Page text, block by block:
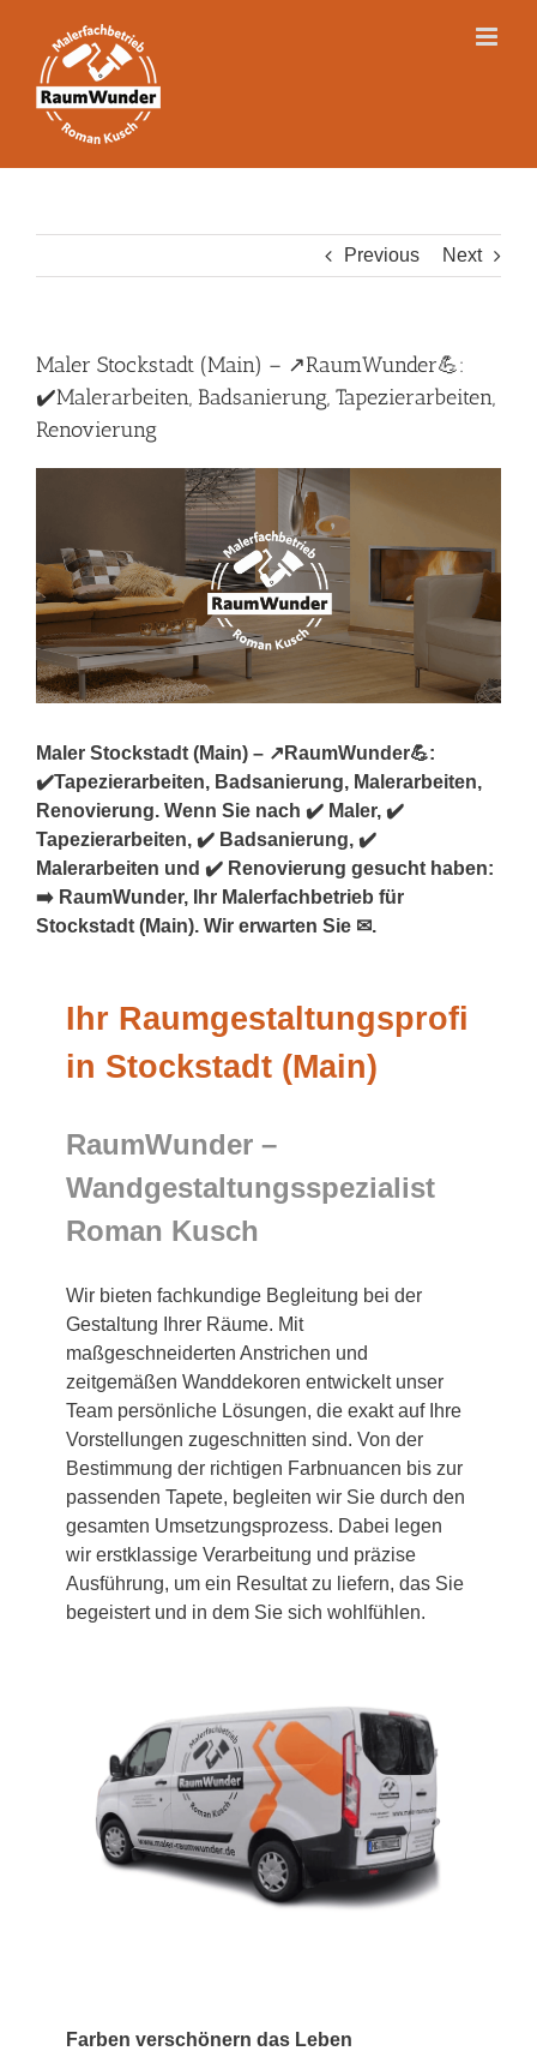
content
Previous Next
Maler Stockstadt (Main) – ↗️RaumWunder💪:
✔️Malerarbeiten, Badsanierung, Tapezierarbeiten,
Renovierung
Maler Stockstadt (Main) – ↗️RaumWunder💪:
✔️Tapezierarbeiten, Badsanierung, Malerarbeiten,
Renovierung. Wenn Sie nach ✔️ Maler, ✔️
Tapezierarbeiten, ✔️ Badsanierung, ✔️
Malerarbeiten und ✔️ Renovierung gesucht haben:
➡️ RaumWunder, Ihr Malerfachbetrieb für
Stockstadt (Main). Wir erwarten Sie ✉.
Ihr Raumgestaltungsprofi
in Stockstadt (Main)
RaumWunder –
Wandgestaltungsspezialist
Roman Kusch
Wir bieten fachkundige Begleitung bei der
Gestaltung Ihrer Räume. Mit
maßgeschneiderten Anstrichen und
zeitgemäßen Wanddekoren entwickelt unser
Team persönliche Lösungen, die exakt auf Ihre
Vorstellungen zugeschnitten sind. Von der
Bestimmung der richtigen Farbnuancen bis zur
passenden Tapete, begleiten wir Sie durch den
gesamten Umsetzungsprozess. Dabei legen
wir erstklassige Verarbeitung und präzise
Ausführung, um ein Resultat zu liefern, das Sie
begeistert und in dem Sie sich wohlfühlen.
Farben verschönern das Leben